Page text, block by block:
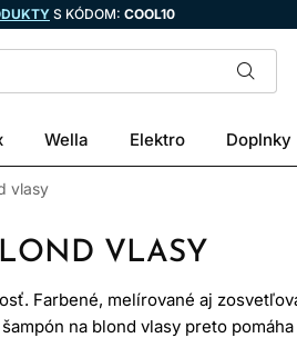
S KÓDOM: COOL10
Wella Elektro Doplnky
vlasy
VLASY
Farbené, melírované aj
na blond vlasy preto